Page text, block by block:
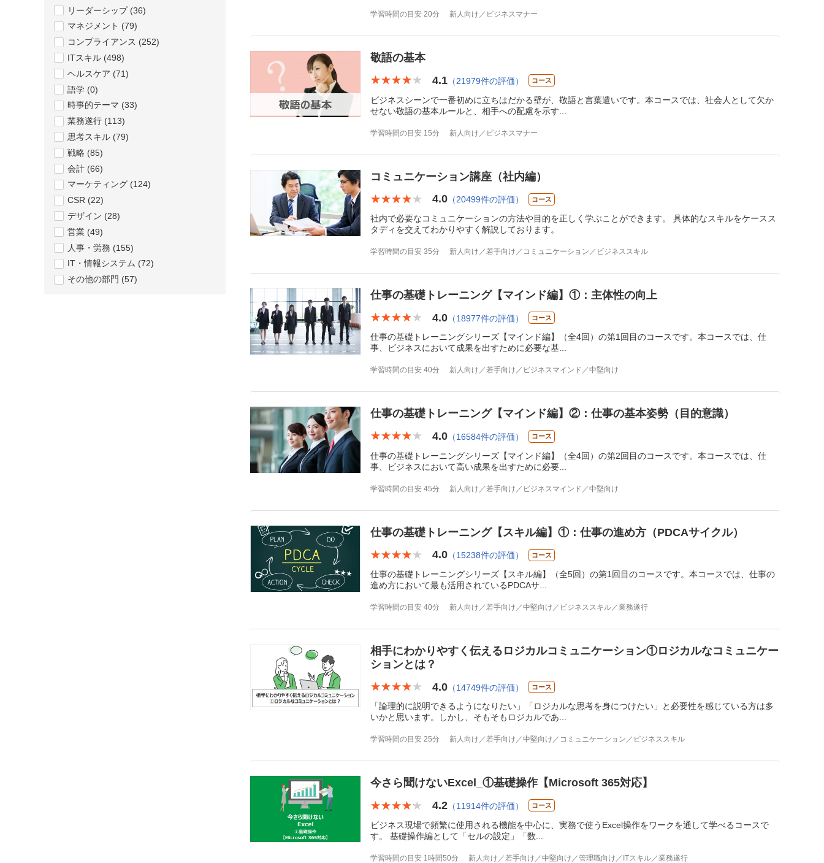
リーダーシップ (36)
マネジメント (79)
コンプライアンス (252)
ITスキル (498)
ヘルスケア (71)
語学 (0)
時事的テーマ (33)
業務遂行 (113)
思考スキル (79)
戦略 (85)
会計 (66)
マーケティング (124)
CSR (22)
デザイン (28)
営業 (49)
人事・労務 (155)
IT・情報システム (72)
その他の部門 (57)
学習時間の目安 20分 新人向け／ビジネスマナー
敬語の基本
★★★★★
★★★★★ 4.1 （21979件の評価） コース
ビジネスシーンで一番初めに立ちはだかる壁が、敬語と言葉遣いです。本コースでは、社会人として欠か
せない敬語の基本ルールと、相手への配慮を示す
学習時間の目安 15分 新人向け／ビジネスマナー
コミュニケーション講座（社内編）
★★★★★
★★★★★ 4.0 （20499件の評価） コース
社内で必要なコミュニケーションの方法や目的を正しく学ぶことができます。 具体的なスキルをケースス
タディを交えてわかりやすく解説しております。
学習時間の目安 35分 新人向け／若手向け／コミュニケーション／ビジネススキル
仕事の基礎トレーニング【マインド編】①：主体性の向上
★★★★★
★★★★★ 4.0 （18977件の評価） コース
仕事の基礎トレーニングシリーズ【マインド編】（全4回）の第1回目のコースです。本コースでは、仕
事、ビジネスにおいて成果を出すために必要な基...
学習時間の目安 40分 新人向け／若手向け／ビジネスマインド／中堅向け
仕事の基礎トレーニング【マインド編】②：仕事の基本姿勢（目的意識）
★★★★★
★★★★★ 4.0 （16584件の評価） コース
仕事の基礎トレーニングシリーズ【マインド編】（全4回）の第2回目のコースです。本コースでは、仕
事、ビジネスにおいて高い成果を出すために必要
学習時間の目安 45分 新人向け／若手向け／ビジネスマインド／中堅向け
仕事の基礎トレーニング【スキル編】①：仕事の進め方（PDCAサイクル）
★★★★★
★★★★★ 4.0 （15238件の評価） コース
仕事の基礎トレーニングシリーズ【スキル編】（全5回）の第1回目のコースです。本コースでは、仕事の
進め方において最も活用されているPDCAサ
学習時間の目安 40分 新人向け／若手向け／中堅向け／ビジネススキル／業務遂行
相手にわかりやすく伝えるロジカルコミュニケーション①ロジカルなコミュニケー
ションとは？
★★★★★
★★★★★ 4.0 （14749件の評価） コース
「論理的に説明できるようになりたい」「ロジカルな思考を身につけたい」と必要性を感じている方は多
いかと思います。しかし、そもそもロジカルであ...
学習時間の目安 25分 新人向け／若手向け／中堅向け／コミュニケーション／ビジネススキル
今さら聞けないExcel_①基礎操作【Microsoft 365対応】
★★★★★
★★★★★ 4.2 （11914件の評価） コース
ビジネス現場で頻繁に使用される機能を中心に、実務で使うExcel操作をワークを通して学べるコースで
す。 基礎操作編として「セルの設定」「数
学習時間の目安 1時間50分 新人向け／若手向け／中堅向け／管理職向け／ITスキル／業務遂行